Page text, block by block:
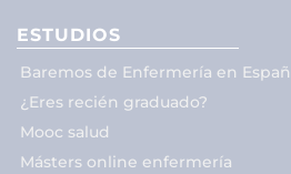
ESTUDIOS
Baremos de Enfermería en
¿Eres recién graduado?
Mooc salud
Másters online enfermería